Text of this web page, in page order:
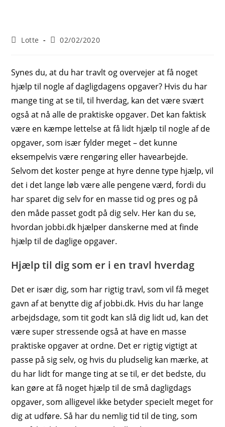
PostLotte
Post02/02/2020
Synes du, at du har travlt og overvejer at få noget
hjælp til nogle af dagligdagens opgaver? Hvis du har
mange ting at se til, til hverdag, kan det være svært
også at nå alle de praktiske opgaver. Det kan faktisk
være en kæmpe lettelse at få lidt hjælp til nogle af de
opgaver, som især fylder meget – det kunne
eksempelvis være rengøring eller havearbejde.
Selvom det koster penge at hyre denne type hjælp, vil
det i det lange løb være alle pengene værd, fordi du
har sparet dig selv for en masse tid og pres og på
den måde passet godt på dig selv. Her kan du se,
hvordan jobbi.dk hjælper danskerne med at finde
hjælp til de daglige opgaver.
Hjælp til dig som er i en travl hverdag
Det er især dig, som har rigtig travl, som vil få meget
gavn af at benytte dig af jobbi.dk. Hvis du har lange
arbejdsdage, som tit godt kan slå dig lidt ud, kan det
være super stressende også at have en masse
praktiske opgaver at ordne. Det er rigtig vigtigt at
passe på sig selv, og hvis du pludselig kan mærke, at
du har lidt for mange ting at se til, er det bedste, du
kan gøre at få noget hjælp til de små dagligdags
opgaver, som alligevel ikke betyder specielt meget for
dig at udføre. Så har du nemlig tid til de ting, som